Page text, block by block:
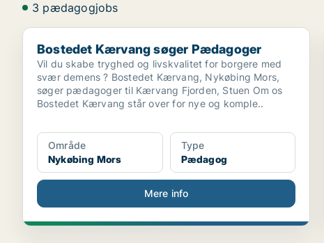
3 pædagogjobs
Bostedet Kærvang søger Pædagoger
Bostedet Kærvang søger Pædagoger
Vil du skabe tryghed og livskvalitet for borgere med
svær demens ? Bostedet Kærvang, Nykøbing Mors,
søger pædagoger til Kærvang Fjorden, Stuen Om os
Bostedet Kærvang står over for nye og komple..
Område
Nykøbing Mors
Type
Pædagog
Mere info